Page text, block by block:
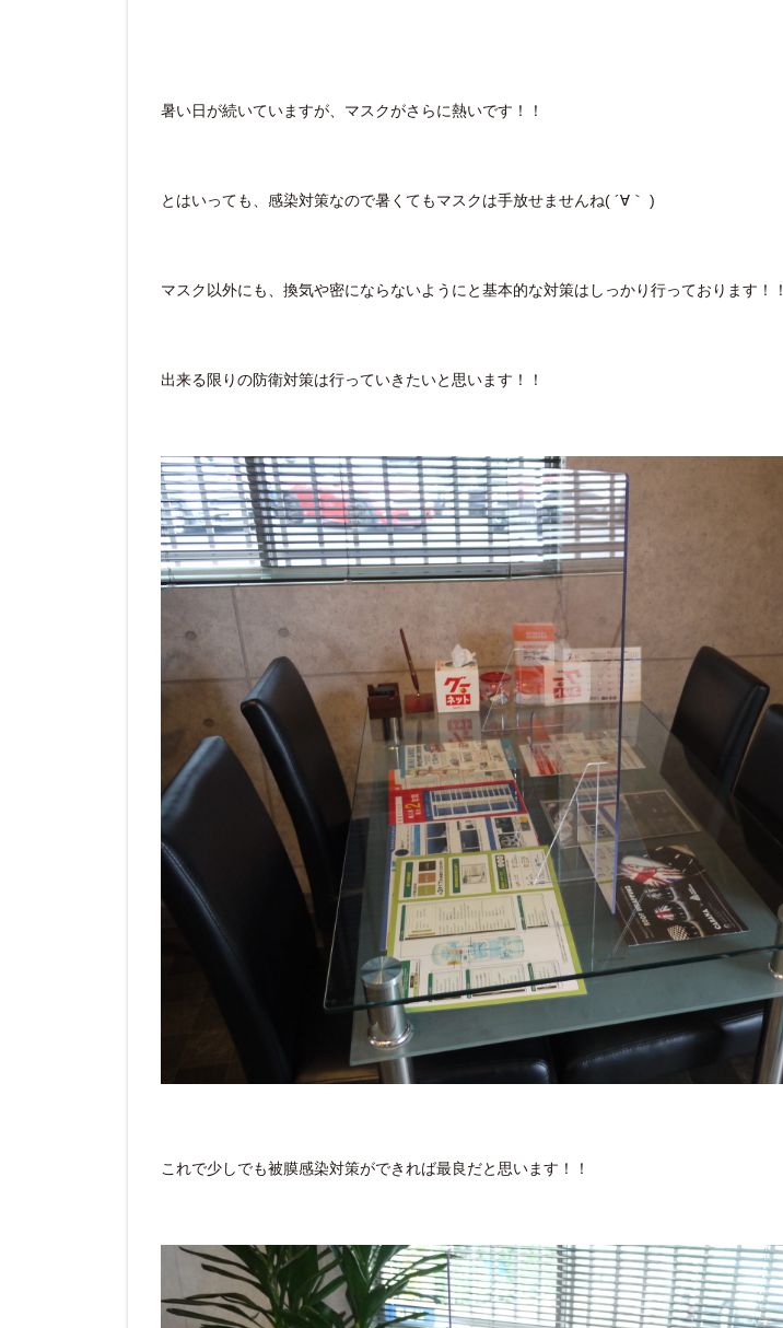
暑い日が続いていますが、マスクがさらに熱いです！！
とはいっても、感染対策なので暑くてもマスクは手放せませんね( ´∀｀ )
マスク以外にも、換気や密にならないようにと基本的な対策はしっかり行っております！！
出来る限りの防衛対策は行っていきたいと思います！！
これで少しでも被膜感染対策ができれば最良だと思います！！